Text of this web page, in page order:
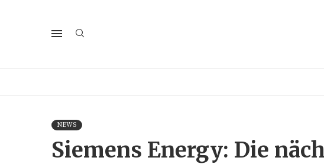
NEWS
Siemens Energy: Die